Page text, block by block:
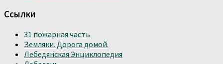
Ссылки
31 пожарная часть
Земляки. Дорога домой.
Лебедянская Энциклопедия